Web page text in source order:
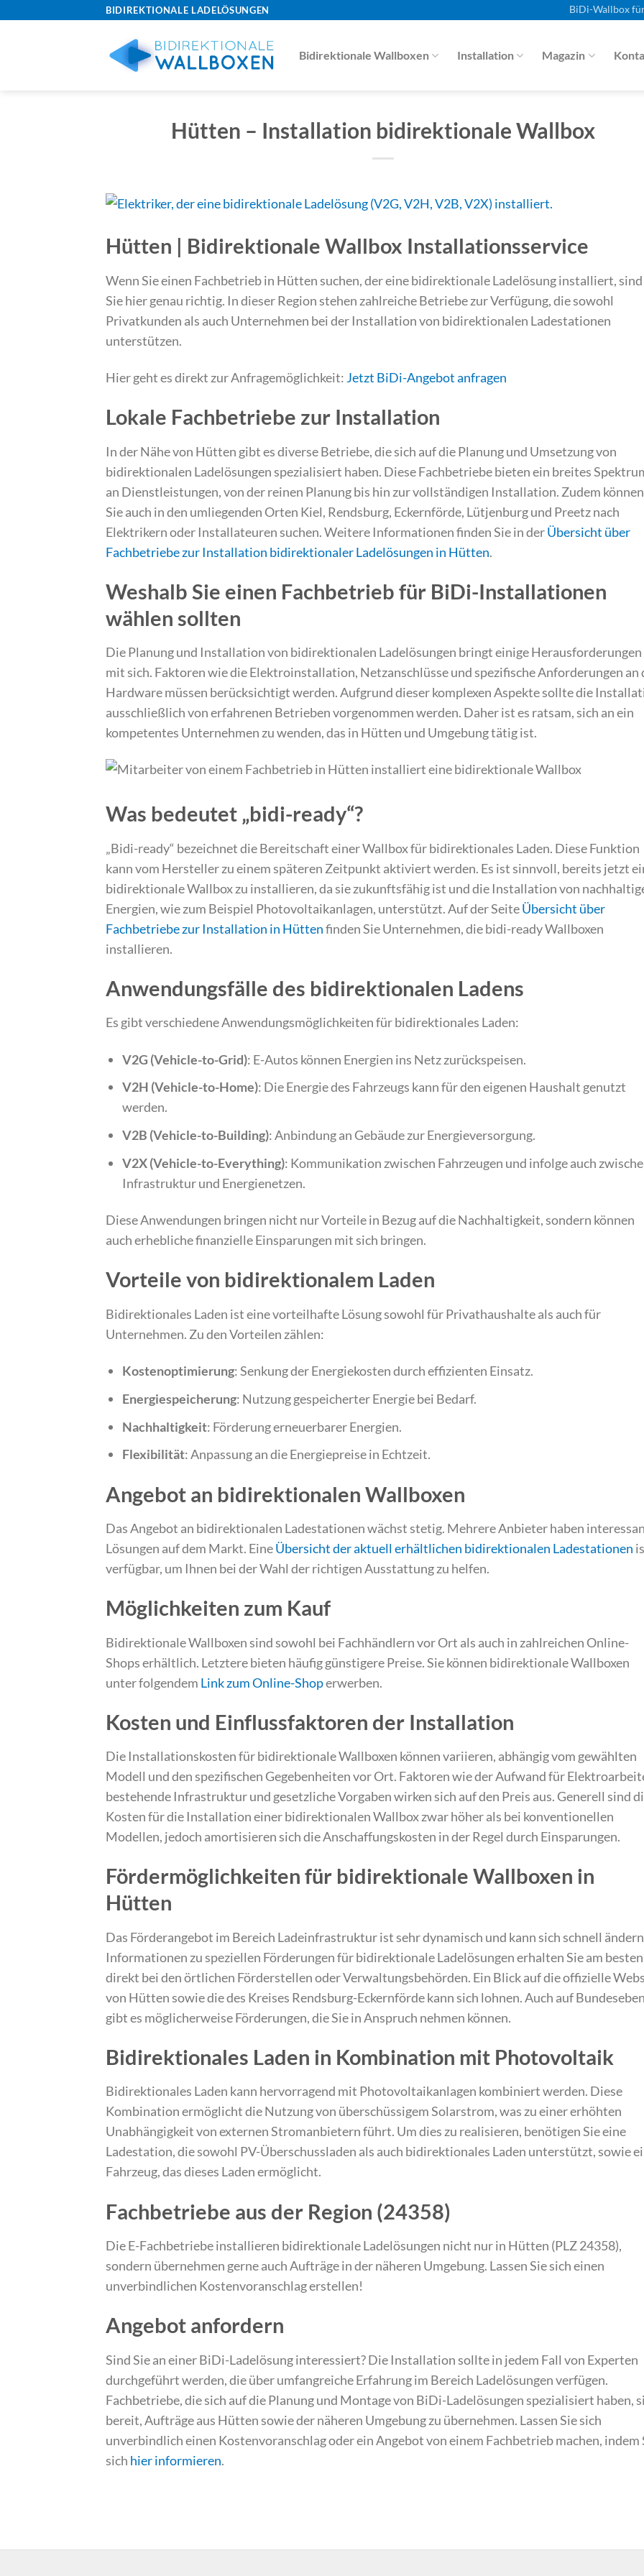
BIDIREKTIONALE LADELÖSUNGEN BiDi-Wallbox
Bidirektionale Wallboxen Installation Magazin
Hütten – Installation bidirektionale Wallbox
Hütten | Bidirektionale Wallbox Installationsservice
Wenn Sie einen Fachbetrieb in Hütten suchen, der eine bidirektionale Ladelösung installiert, sind
Sie hier genau richtig. In dieser Region stehen zahlreiche Betriebe zur Verfügung, die sowohl
Privatkunden als auch Unternehmen bei der Installation von bidirektionalen Ladestationen
unterstützen.
Hier geht es direkt zur Anfragemöglichkeit: Jetzt BiDi-Angebot anfragen
Lokale Fachbetriebe zur Installation
In der Nähe von Hütten gibt es diverse Betriebe, die sich auf die Planung und Umsetzung von
bidirektionalen Ladelösungen spezialisiert haben. Diese Fachbetriebe bieten ein breites
an Dienstleistungen, von der reinen Planung bis hin zur vollständigen Installation. Zudem können
Sie auch in den umliegenden Orten Kiel, Rendsburg, Eckernförde, Lütjenburg und Preetz nach
Elektrikern oder Installateuren suchen. Weitere Informationen finden Sie in derÜbersicht über
Fachbetriebe zur Installation bidirektionaler Ladelösungen in Hütten.
Weshalb Sie einen Fachbetrieb für BiDi-Installationen
wählen sollten
Die Planung und Installation von bidirektionalen Ladelösungen bringt einige Herausforderungen
mit sich. Faktoren wie die Elektroinstallation, Netzanschlüsse und spezifische Anforderungen an
Hardware müssen berücksichtigt werden. Aufgrund dieser komplexen Aspekte sollte die
ausschließlich von erfahrenen Betrieben vorgenommen werden. Daher ist es ratsam, sich an ein
kompetentes Unternehmen zu wenden, das in Hütten und Umgebung tätig ist.
Was bedeutet „bidi-ready“?
„Bidi-ready“ bezeichnet die Bereitschaft einer Wallbox für bidirektionales Laden. Diese Funktion
kann vom Hersteller zu einem späteren Zeitpunkt aktiviert werden. Es ist sinnvoll, bereits jetzt
bidirektionale Wallbox zu installieren, da sie zukunftsfähig ist und die Installation von
Energien, wie zum Beispiel Photovoltaikanlagen, unterstützt. Auf der SeiteÜbersicht über
Fachbetriebe zur Installation in Hüttenfinden Sie Unternehmen, die bidi-ready Wallboxen
installieren.
Anwendungsfälle des bidirektionalen Ladens
Es gibt verschiedene Anwendungsmöglichkeiten für bidirektionales Laden:
V2G (Vehicle-to-Grid): E-Autos können Energien ins Netz zurückspeisen.
V2H (Vehicle-to-Home): Die Energie des Fahrzeugs kann für den eigenen Haushalt genutzt
werden.
V2B (Vehicle-to-Building): Anbindung an Gebäude zur Energieversorgung.
V2X (Vehicle-to-Everything): Kommunikation zwischen Fahrzeugen und infolge auch
Infrastruktur und Energienetzen.
Diese Anwendungen bringen nicht nur Vorteile in Bezug auf die Nachhaltigkeit, sondern können
auch erhebliche finanzielle Einsparungen mit sich bringen.
Vorteile von bidirektionalem Laden
Bidirektionales Laden ist eine vorteilhafte Lösung sowohl für Privathaushalte als auch für
Unternehmen. Zu den Vorteilen zählen:
Kostenoptimierung: Senkung der Energiekosten durch effizienten Einsatz.
Energiespeicherung: Nutzung gespeicherter Energie bei Bedarf.
Nachhaltigkeit: Förderung erneuerbarer Energien.
Flexibilität: Anpassung an die Energiepreise in Echtzeit.
Angebot an bidirektionalen Wallboxen
Das Angebot an bidirektionalen Ladestationen wächst stetig. Mehrere Anbieter haben
Lösungen auf dem Markt. EineÜbersicht der aktuell erhältlichen bidirektionalen Ladestationen
verfügbar, um Ihnen bei der Wahl der richtigen Ausstattung zu helfen.
Möglichkeiten zum Kauf
Bidirektionale Wallboxen sind sowohl bei Fachhändlern vor Ort als auch in zahlreichen Online-
Shops erhältlich. Letztere bieten häufig günstigere Preise. Sie können bidirektionale Wallboxen
unter folgendem Link zum Online-Shoperwerben.
Kosten und Einflussfaktoren der Installation
Die Installationskosten für bidirektionale Wallboxen können variieren, abhängig vom gewählten
Modell und den spezifischen Gegebenheiten vor Ort. Faktoren wie der Aufwand für
bestehende Infrastruktur und gesetzliche Vorgaben wirken sich auf den Preis aus. Generell sind
Kosten für die Installation einer bidirektionalen Wallbox zwar höher als bei konventionellen
Modellen, jedoch amortisieren sich die Anschaffungskosten in der Regel durch Einsparungen.
Fördermöglichkeiten für bidirektionale Wallboxen in
Hütten
Das Förderangebot im Bereich Ladeinfrastruktur ist sehr dynamisch und kann sich schnell
Informationen zu speziellen Förderungen für bidirektionale Ladelösungen erhalten Sie am besten
direkt bei den örtlichen Förderstellen oder Verwaltungsbehörden. Ein Blick auf die offizielle
von Hütten sowie die des Kreises Rendsburg-Eckernförde kann sich lohnen. Auch auf
gibt es möglicherweise Förderungen, die Sie in Anspruch nehmen können.
Bidirektionales Laden in Kombination mit Photovoltaik
Bidirektionales Laden kann hervorragend mit Photovoltaikanlagen kombiniert werden. Diese
Kombination ermöglicht die Nutzung von überschüssigem Solarstrom, was zu einer erhöhten
Unabhängigkeit von externen Stromanbietern führt. Um dies zu realisieren, benötigen Sie eine
Ladestation, die sowohl PV-Überschussladen als auch bidirektionales Laden unterstützt, sowie
Fahrzeug, das dieses Laden ermöglicht.
Fachbetriebe aus der Region (24358)
Die E-Fachbetriebe installieren bidirektionale Ladelösungen nicht nur in Hütten (PLZ 24358),
sondern übernehmen gerne auch Aufträge in der näheren Umgebung. Lassen Sie sich einen
unverbindlichen Kostenvoranschlag erstellen!
Angebot anfordern
Sind Sie an einer BiDi-Ladelösung interessiert? Die Installation sollte in jedem Fall von Experten
durchgeführt werden, die über umfangreiche Erfahrung im Bereich Ladelösungen verfügen.
Fachbetriebe, die sich auf die Planung und Montage von BiDi-Ladelösungen spezialisiert haben,
bereit, Aufträge aus Hütten sowie der näheren Umgebung zu übernehmen. Lassen Sie sich
unverbindlich einen Kostenvoranschlag oder ein Angebot von einem Fachbetrieb machen, indem
sich hier informieren.